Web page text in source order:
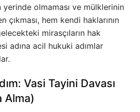
yerinde olmaması ve mülklerinin
çıkması, hem kendi haklarının
mirasçıların hak
adına acil hukuki adımlar
Vasi Tayini Davası
Alma)